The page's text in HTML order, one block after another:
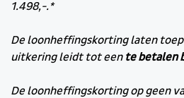
1.498,-.*
De loonheffingskorting laten
uitkering leidt tot een te betalen
De loonheffingskorting op geen